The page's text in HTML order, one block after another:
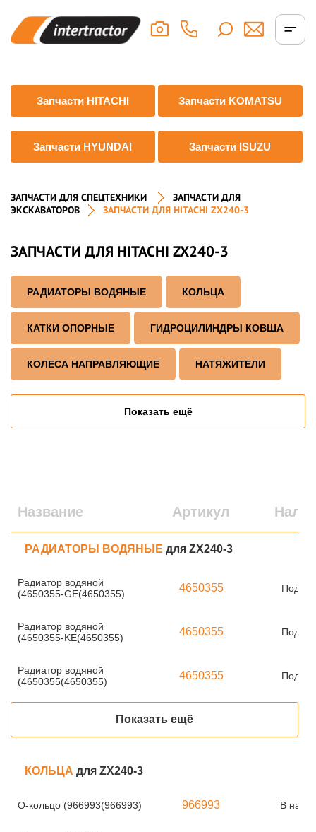
Запчасти HITACHI Запчасти KOMATSU
Запчасти HYUNDAI Запчасти ISUZU
ЗАПЧАСТИ ДЛЯ СПЕЦТЕХНИКИ
ЗАПЧАСТИ ДЛЯ
ЭКСКАВАТОРОВ
ЗАПЧАСТИ ДЛЯ HITACHI ZX240-3
ЗАПЧАСТИ ДЛЯ HITACHI ZX240-3
РАДИАТОРЫ ВОДЯНЫЕ КОЛЬЦА
КАТКИ ОПОРНЫЕ ГИДРОЦИЛИНДРЫ КОВША
КОЛЕСА НАПРАВЛЯЮЩИЕ НАТЯЖИТЕЛИ
Показать ещё
Название Артикул
РАДИАТОРЫ ВОДЯНЫЕ для ZX240-3
Радиатор водяной
(4650355-GE(4650355)
4650355 Под
Радиатор водяной
(4650355-KE(4650355)
4650355 Под
Радиатор водяной
(4650355(4650355)
4650355 Под
Показать ещё
КОЛЬЦА для ZX240-3
О-кольцо (966993(966993) 966993 В